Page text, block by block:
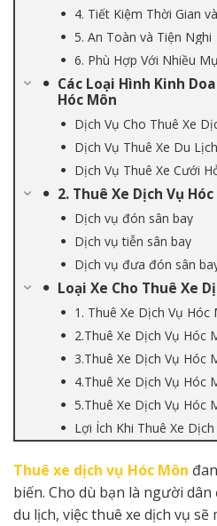
4. Tiết Kiệm Thời Gian
5. An Toàn và Tiện Nghi
6. Phù Hợp Với Nhiều
Các Loại Hình Kinh
Hóc Môn
Dịch Vụ Cho Thuê Xe
Dịch Vụ Thuê Xe Du Lịch
Dịch Vụ Thuê Xe Cưới
2. Thuê Xe Dịch Vụ
Dịch vụ đón sân bay
Dịch vụ tiễn sân bay
Dịch vụ đưa đón sân
Loại Xe Cho Thuê Xe
1. Thuê Xe Dịch Vụ Hóc
2.Thuê Xe Dịch Vụ Hóc
3.Thuê Xe Dịch Vụ Hóc
4.Thuê Xe Dịch Vụ Hóc
5.Thuê Xe Dịch Vụ Hóc
Lợi Ích Khi Thuê Xe
Thuê xe dịch vụ Hóc Môn
biến. Cho dù bạn là người
du lịch, việc thuê xe dịch vụ